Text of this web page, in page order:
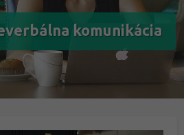
komunikácia